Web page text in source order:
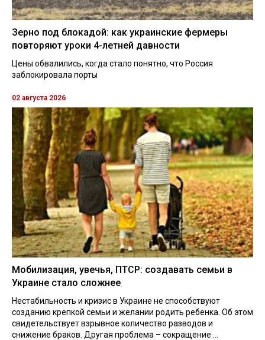
Зерно под блокадой: как украинские фермеры
повторяют уроки 4-летней давности
Цены обвалились, когда стало понятно, что Россия
заблокировала порты
02 августа 2026
Мобилизация, увечья, ПТСР: создавать семьи в
Украине стало сложнее
Нестабильность и кризис в Украине не способствуют
созданию крепкой семьи и желании родить ребенка. Об этом
свидетельствует взрывное количество разводов и
снижение браков. Другая проблема – сокращение ...